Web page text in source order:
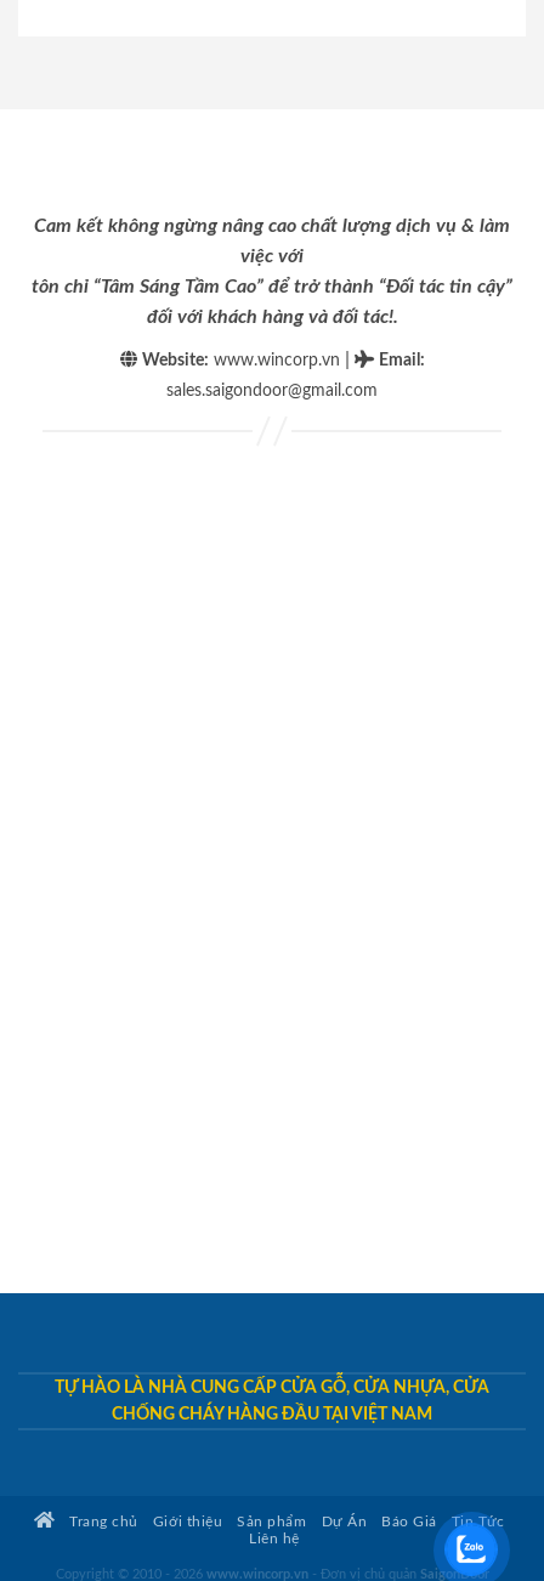
Cam kết không ngừng nâng cao chất lượng dịch vụ & làm
việc với
tôn chỉ “Tâm Sáng Tầm Cao” để trở thành “Đối tác tin cậy”
đối với khách hàng và đối tác!.
Website: www.wincorp.vn Email :
sales.saigondoor@gmail.com
TỰ HÀO LÀ NHÀ CUNG CẤP CỬA GỖ, CỬA NHỰA, CỬA
CHỐNG CHÁY HÀNG ĐẦU TẠI VIỆT NAM
Trang chủ Giới thiệu Sản phẩm Dự Án Báo Giá
Tin Tức
Liên hệ
Copyright © 2010 - 2026 www.wincorp.vn- Đơn vị chủ quản SaigonDoor